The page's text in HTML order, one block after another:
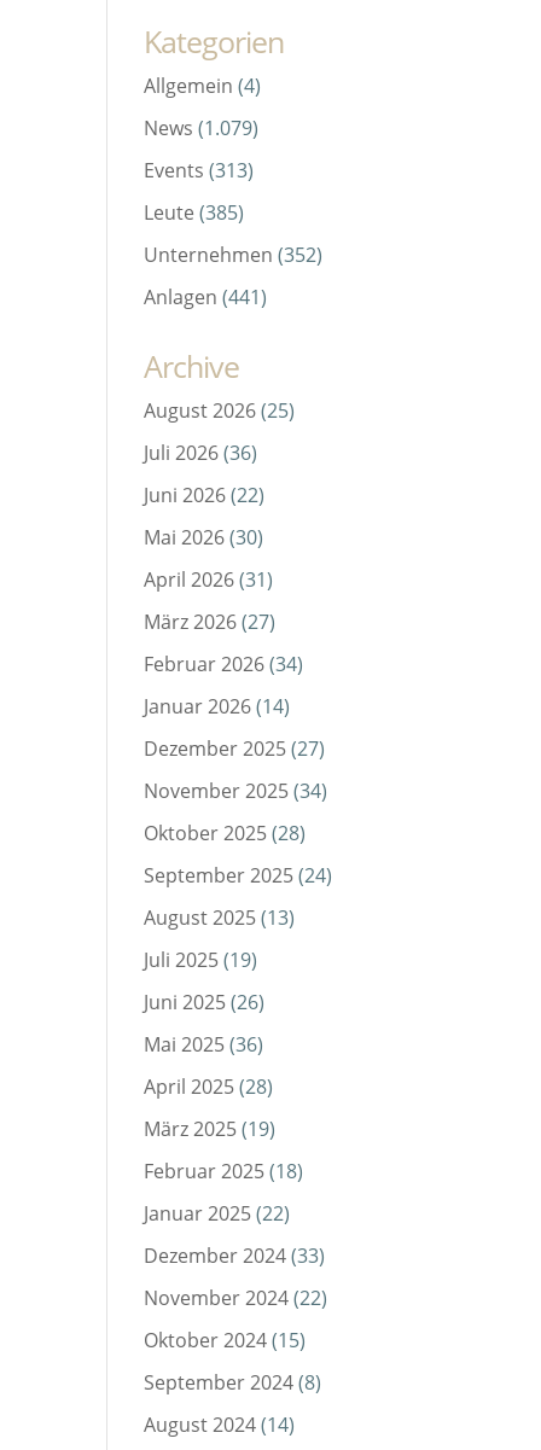
Kategorien
Allgemein (4)
News (1.079)
Events (313)
Leute (385)
Unternehmen (352)
Anlagen (441)
Archive
August 2026(25)
Juli 2026(36)
Juni 2026(22)
Mai 2026(30)
April 2026(31)
März 2026(27)
Februar 2026(34)
Januar 2026(14)
Dezember 2025(27)
November 2025(34)
Oktober 2025(28)
September 2025(24)
August 2025(13)
Juli 2025(19)
Juni 2025(26)
Mai 2025(36)
April 2025(28)
März 2025(19)
Februar 2025(18)
Januar 2025(22)
Dezember 2024(33)
November 2024(22)
Oktober 2024(15)
September 2024(8)
August 2024(14)